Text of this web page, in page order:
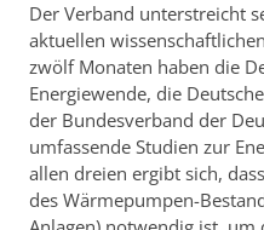
Der Verband unterstreicht
aktuellen
zwölf Monaten haben die
Energiewende, die
der Bundesverband der
umfassende Studien zur
allen dreien ergibt sich,
des Wärmepumpen-